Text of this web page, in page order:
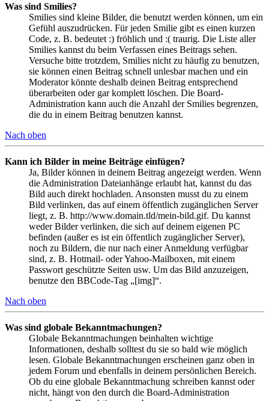
Was sind Smilies?
Smilies sind kleine Bilder, die benutzt werden können, um ein
Gefühl auszudrücken. Für jeden Smilie gibt es einen kurzen
Code, z. B. bedeutet :) fröhlich und :( traurig. Die Liste aller
Smilies kannst du beim Verfassen eines Beitrags sehen.
Versuche bitte trotzdem, Smilies nicht zu häufig zu benutzen,
sie können einen Beitrag schnell unlesbar machen und ein
Moderator könnte deshalb deinen Beitrag entsprechend
überarbeiten oder gar komplett löschen. Die Board-
Administration kann auch die Anzahl der Smilies begrenzen,
die du in einem Beitrag benutzen kannst.
Nach oben
Kann ich Bilder in meine Beiträge einfügen?
Ja, Bilder können in deinem Beitrag angezeigt werden. Wenn
die Administration Dateianhänge erlaubt hat, kannst du das
Bild auch direkt hochladen. Ansonsten musst du zu einem
Bild verlinken, das auf einem öffentlich zugänglichen Server
liegt, z. B. http://www.domain.tld/mein-bild.gif. Du kannst
weder Bilder verlinken, die sich auf deinem eigenen PC
befinden (außer es ist ein öffentlich zugänglicher Server),
noch zu Bildern, die nur nach einer Anmeldung verfügbar
sind, z. B. Hotmail- oder Yahoo-Mailboxen, mit einem
Passwort geschützte Seiten usw. Um das Bild anzuzeigen,
benutze den BBCode-Tag „[img]“.
Nach oben
Was sind globale Bekanntmachungen?
Globale Bekanntmachungen beinhalten wichtige
Informationen, deshalb solltest du sie so bald wie möglich
lesen. Globale Bekanntmachungen erscheinen ganz oben in
jedem Forum und ebenfalls in deinem persönlichen Bereich.
Ob du eine globale Bekanntmachung schreiben kannst oder
nicht, hängt von den durch die Board-Administration